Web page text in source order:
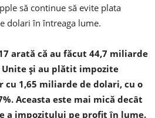
să continue să evite plata
dolari în întreaga lume.
arată că au făcut 44,7 miliarde
și au plătit impozite
cu 1,65 miliarde de dolari, cu o
Aceasta este mai mică decât
a impozitului pe profit în lume.